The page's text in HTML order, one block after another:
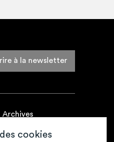
à la newsletter
Archives
Contacts
cookies